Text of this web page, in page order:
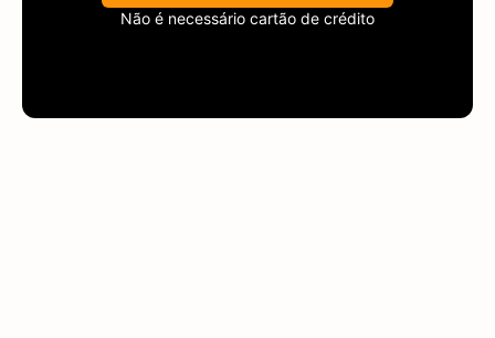
Não é necessário cartão de crédito